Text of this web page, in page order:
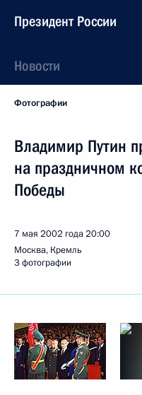
Президент России
Новости
Фотографии
Владимир Путин
на праздничном
Победы
7 мая 2002 года20:00
Москва, Кремль
3 фотографии